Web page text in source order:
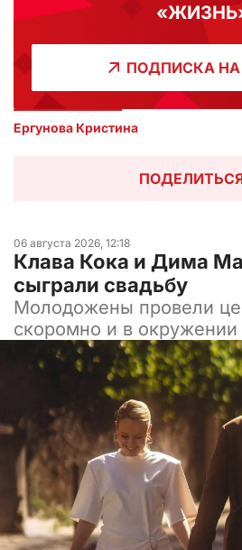
ПОДПИСКА НА
Ергунова Кристина
06 августа 2026, 12:18
Клава Кока и Дима
сыграли свадьбу
Молодожены провели
скоромно и в